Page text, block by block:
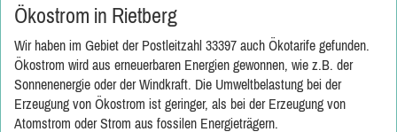
Ökostrom in Rietberg
Wir haben im Gebiet der Postleitzahl 33397 auch Ökotarife gefunden.
Ökostrom wird aus erneuerbaren Energien gewonnen, wie z.B. der
Sonnenenergie oder der Windkraft. Die Umweltbelastung bei der
Erzeugung von Ökostrom ist geringer, als bei der Erzeugung von
Atomstrom oder Strom aus fossilen Energieträgern.